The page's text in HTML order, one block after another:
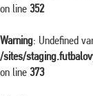
on line 352
Warning: Undefined
/sites/
on line 373